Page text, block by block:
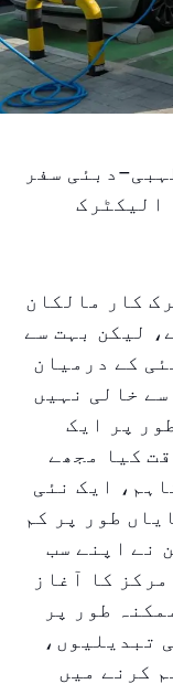
سفر
الیکٹرک
کار مالکان
لیکن بہت سے
کے درمیان
خالی نہیں
پر ایک
کیا مجھے
ایک نئی
طور پر کم
نے اپنے سب
کا آغاز
ممکنہ طور پر
تبدیلیوں،
کرنے میں